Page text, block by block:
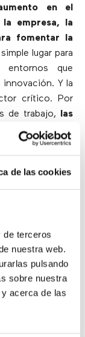
de las cookies
de terceros
nuestra web.
pulsando
sobre nuestra
acerca de las
en el
empresa, la
fomentar la
lugar para
entornos que
Y la
crítico. Por
de trabajo,
las
a la hora de
en el
de una
desde
grupal.
pueden
un jardín,
es como la